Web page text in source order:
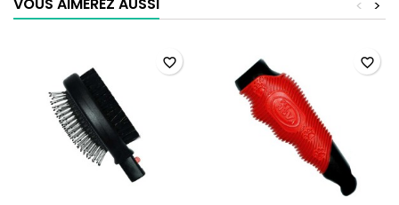
VOUS AIMEREZ AUSSI >
<
favorite_border favorite_border